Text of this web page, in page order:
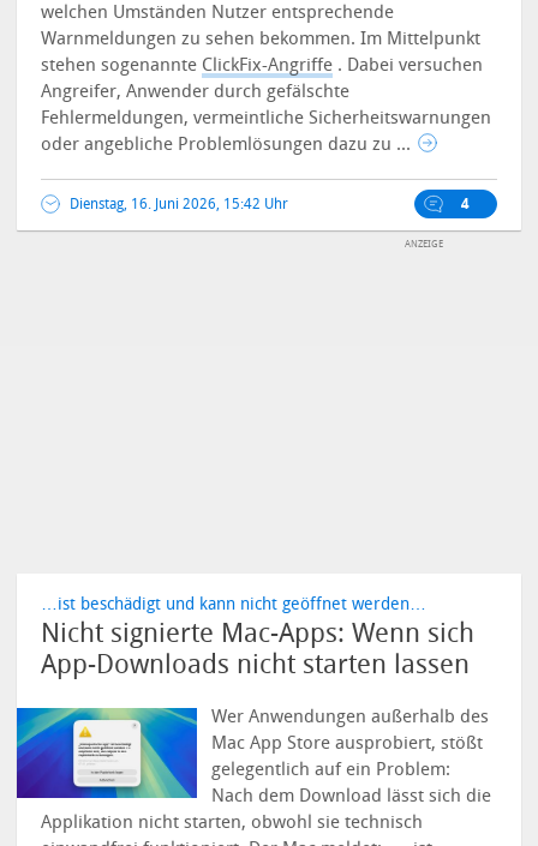
welchen Umständen Nutzer entsprechende
Warnmeldungen zu sehen bekommen.Im Mittelpunkt
stehen sogenannte ClickFix-Angriffe . Dabei versuchen
Angreifer, Anwender durch gefälschte
Fehlermeldungen, vermeintliche Sicherheitswarnungen
oder angebliche Problemlösungen dazu zu ...
Dienstag, 16. Juni 2026, 15:42 Uhr 4
…ist beschädigt und kann nicht geöffnet werden…
Nicht signierte Mac-Apps: Wenn sich
App-Downloads nicht starten lassen
Wer Anwendungen außerhalb des
Mac App Store ausprobiert, stößt
gelegentlich auf ein Problem:
Nach dem Download lässt sich die
Applikation nicht starten, obwohl sie technisch